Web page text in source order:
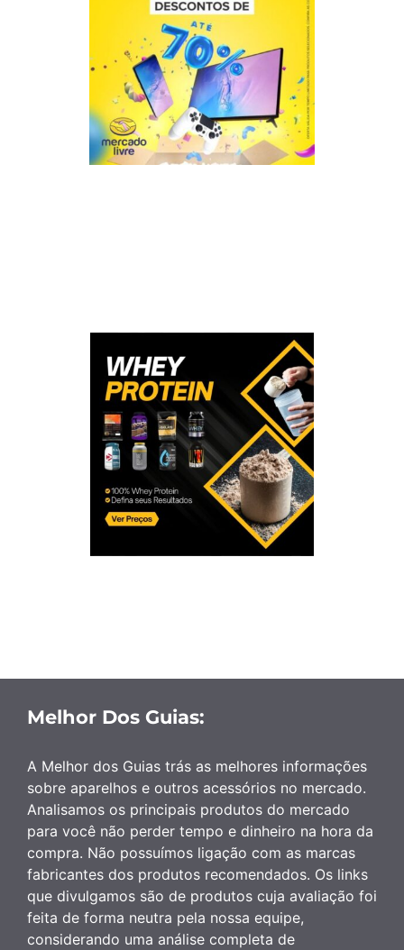
Melhor Dos Guias:
A Melhor dos Guias trás as melhores informações
sobre aparelhos e outros acessórios no mercado.
Analisamos os principais produtos do mercado
para você não perder tempo e dinheiro na hora da
compra. Não possuímos ligação com as marcas
fabricantes dos produtos recomendados. Os links
que divulgamos são de produtos cuja avaliação foi
feita de forma neutra pela nossa equipe,
considerando uma análise completa de